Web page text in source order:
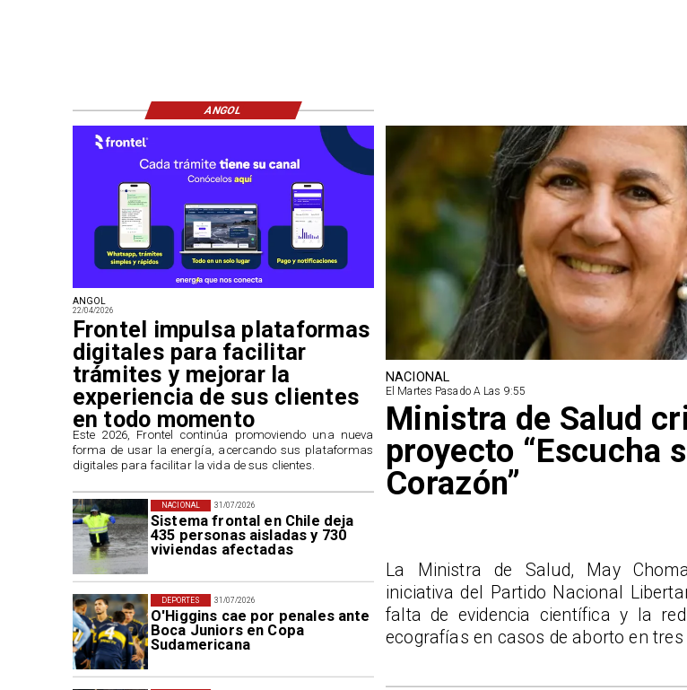
31/07/2026
Sistema frontal en Chile deja
435 personas aisladas y 730
viviendas afectadas
NACIONAL
31/07/2026
O'Higgins cae por penales ante
Boca Juniors en Copa
Sudamericana
DEPORTES
ANGOL
22/04/2026
Frontel impulsa plataformas
digitales para facilitar
trámites y mejorar la
experiencia de sus clientes
en todo momento
​Este 2026, Frontel continúa promoviendo una nueva
forma de usar la energía, acercando sus plataformas
digitales para facilitar la vida de sus clientes.
NACIONAL
El Martes Pasado A Las 9:55
Ministra de Salud
proyecto “Escucha
Corazón”
La Ministra de Salud, May
iniciativa del Partido Nacional
falta de evidencia científica y la
ecografías en casos de aborto en tres
ANGOL